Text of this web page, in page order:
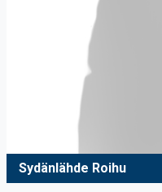
Sydänlähde Roihu